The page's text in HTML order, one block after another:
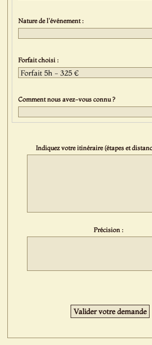
Nature de l'événement :
Forfait choisi :
Comment nous avez-vous connu ?
Indiquez votre itinéraire (étapes et
Précision :